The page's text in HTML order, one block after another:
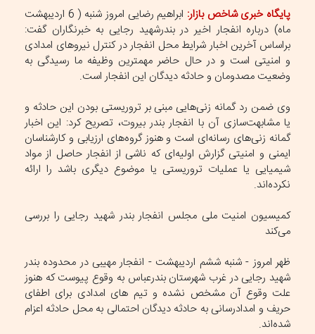
پایگاه خبری شاخص بازار:
ابراهیم رضایی امروز شنبه ( 6 اردیبهشت
ماه) درباره انفجار اخیر در بندرشهید رجایی به خبرنگاران گفت:
براساس آخرین اخبار شرایط محل انفجار در کنترل نیروهای امدادی
و امنیتی است و در حال حاضر مهمترین وظیفه ما رسیدگی به
وضعیت مصدومان و حادثه دیدگان این انفجار است.
وی ضمن رد گمانه زنی‌هایی مبنی بر تروریستی بودن این حادثه و
یا مشابهت‌سازی آن با انفجار بندر بیروت، تصریح کرد: این اخبار
گمانه زنی‌های رسانه‌ای است و هنوز گروه‌های ارزیابی و کارشناسان
ایمنی و امنیتی گزارش اولیه‌ای که ناشی از انفجار حاصل از مواد
شیمیایی یا عملیات تروریستی یا موضوع دیگری باشد را ارائه
نکرده‌اند.
کمیسیون امنیت ملی مجلس انفجار بندر شهید رجایی را بررسی
می‌کند
ظهر امروز - شنبه ششم اردیبهشت - انفجار مهیبی در محدوده بندر
شهید رجایی در غرب شهرستان بندرعباس به وقوع پیوست که هنوز
علت وقوع آن مشخص نشده و تیم های امدادی برای اطفای
حریف و امدادرسانی به حادثه دیدگان احتمالی به محل حادثه اعزام
شده‌اند.